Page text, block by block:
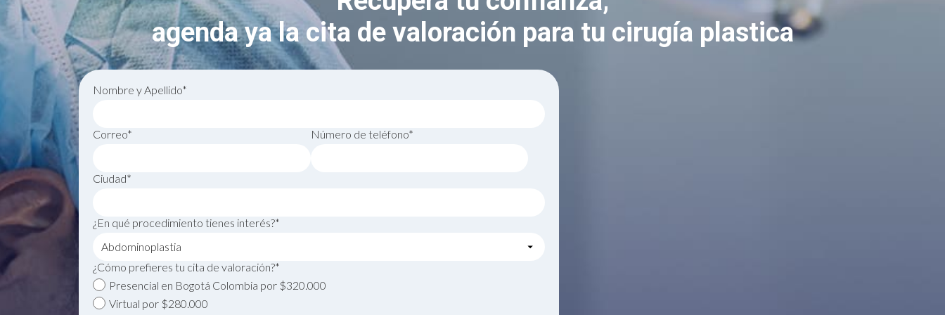
agenda ya la cita de valoración para tu cirugía plastica
Nombre y Apellido*
Correo* Número de teléfono*
Ciudad*
¿En qué procedimiento tienes interés?*
¿Cómo prefieres tu cita de valoración?*
Presencial en Bogotá Colombia por $320.000
Virtual por $280.000